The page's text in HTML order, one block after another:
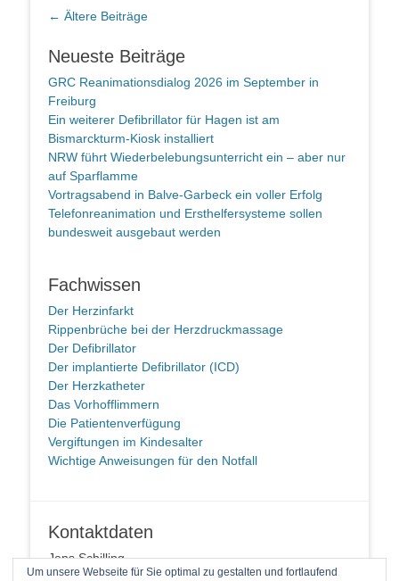
Beitragsnavigation
← Ältere Beiträge
Neueste Beiträge
GRC Reanimationsdialog 2026 im September in
Freiburg
Ein weiterer Defibrillator für Hagen ist am
Bismarckturm-Kiosk installiert
NRW führt Wiederbelebungsunterricht ein – aber nur
auf Sparflamme
Vortragsabend in Balve-Garbeck ein voller Erfolg
Telefonreanimation und Ersthelfersysteme sollen
bundesweit ausgebaut werden
Fachwissen
Der Herzinfarkt
Rippenbrüche bei der Herzdruckmassage
Der Defibrillator
Der implantierte Defibrillator (ICD)
Der Herzkatheter
Das Vorhofflimmern
Die Patientenverfügung
Vergiftungen im Kindesalter
Wichtige Anweisungen für den Notfall
Kontaktdaten
Jens Schilling
58091 Hagen
Um unsere Webseite für Sie optimal zu gestalten und fortlaufend